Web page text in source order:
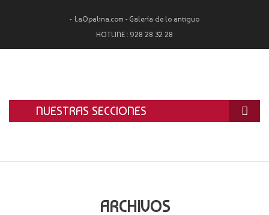
LaOpalina.com - Galería de lo antiguo
HOTLINE : 928 28 32 28
NUESTRAS SECCIONES
LA OPALINA
ARCHIVOS